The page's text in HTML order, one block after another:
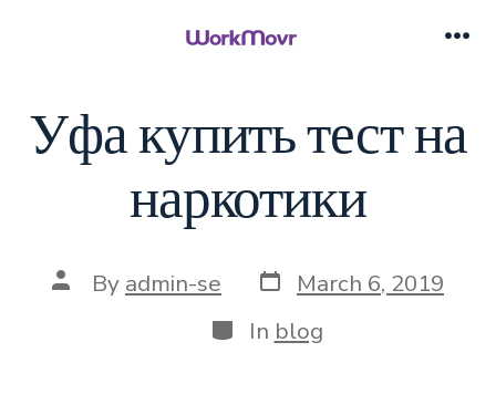
Уфа купить тест на
наркотики
Post
author
By admin-se Post
date
March 6, 2019
Categories
In blog